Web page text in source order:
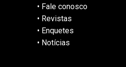
• Fale conosco
• Revistas
• Enquetes
• Notícias